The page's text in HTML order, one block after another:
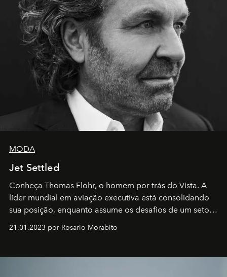
MODA
Jet Settled
Conheça Thomas Flohr, o homem por trás do Vista. A
líder mundial em aviação executiva está consolidando
sua posição, enquanto assume os desafios de um setor
em rápida evolução e redefinindo o conceito de luxo
21.01.2023 por Rosario Morabito